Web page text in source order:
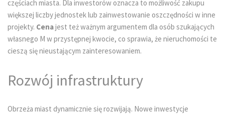
częściach miasta. Dla inwestorów oznacza to możliwość zakupu
większej liczby jednostek lub zainwestowanie oszczędności w inne
projekty. Cenajest też ważnym argumentem dla osób szukających
własnego M w przystępnej kwocie, co sprawia, że nieruchomości te
cieszą się nieustającym zainteresowaniem.
Rozwój infrastruktury
Obrzeża miast dynamicznie się rozwijają. Nowe inwestycje